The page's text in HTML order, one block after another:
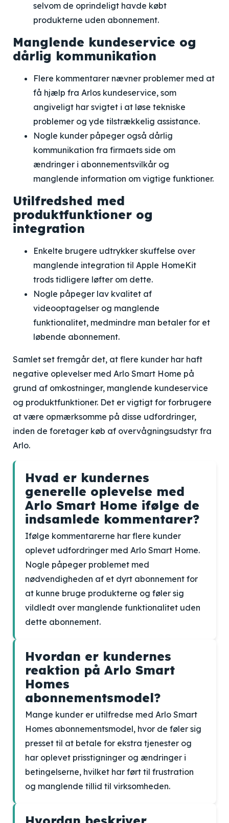
selvom de oprindeligt havde købt
produkterne uden abonnement.
Manglende kundeservice og
dårlig kommunikation
Flere kommentarer nævner problemer med at
få hjælp fra Arlos kundeservice, som
angiveligt har svigtet i at løse tekniske
problemer og yde tilstrækkelig assistance.
Nogle kunder påpeger også dårlig
kommunikation fra firmaets side om
ændringer i abonnementsvilkår og
manglende information om vigtige funktioner.
Utilfredshed med
produktfunktioner og
integration
Enkelte brugere udtrykker skuffelse over
manglende integration til Apple HomeKit
trods tidligere løfter om dette.
Nogle påpeger lav kvalitet af
videooptagelser og manglende
funktionalitet, medmindre man betaler for et
løbende abonnement.
Samlet set fremgår det, at flere kunder har haft
negative oplevelser med Arlo Smart Home på
grund af omkostninger, manglende kundeservice
og produktfunktioner. Det er vigtigt for forbrugere
at være opmærksomme på disse udfordringer,
inden de foretager køb af overvågningsudstyr fra
Arlo.
Hvad er kundernes
generelle oplevelse med
Arlo Smart Home ifølge de
indsamlede kommentarer?
Ifølge kommentarerne har flere kunder
oplevet udfordringer med Arlo Smart Home.
Nogle påpeger problemet med
nødvendigheden af et dyrt abonnement for
at kunne bruge produkterne og føler sig
vildledt over manglende funktionalitet uden
dette abonnement.
Hvordan er kundernes
reaktion på Arlo Smart
Homes
abonnementsmodel?
Mange kunder er utilfredse med Arlo Smart
Homes abonnementsmodel, hvor de føler sig
presset til at betale for ekstra tjenester og
har oplevet prisstigninger og ændringer i
betingelserne, hvilket har ført til frustration
og manglende tillid til virksomheden.